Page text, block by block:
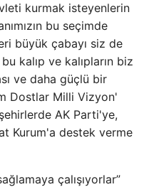
kurmak isteyenlerin
bu seçimde
büyük çabayı siz de
kalıp ve kalıpların biz
ve daha güçlü bir
Dostlar Milli Vizyon'
AK Parti'ye,
Kurum'a destek verme
çalışıyorlar”